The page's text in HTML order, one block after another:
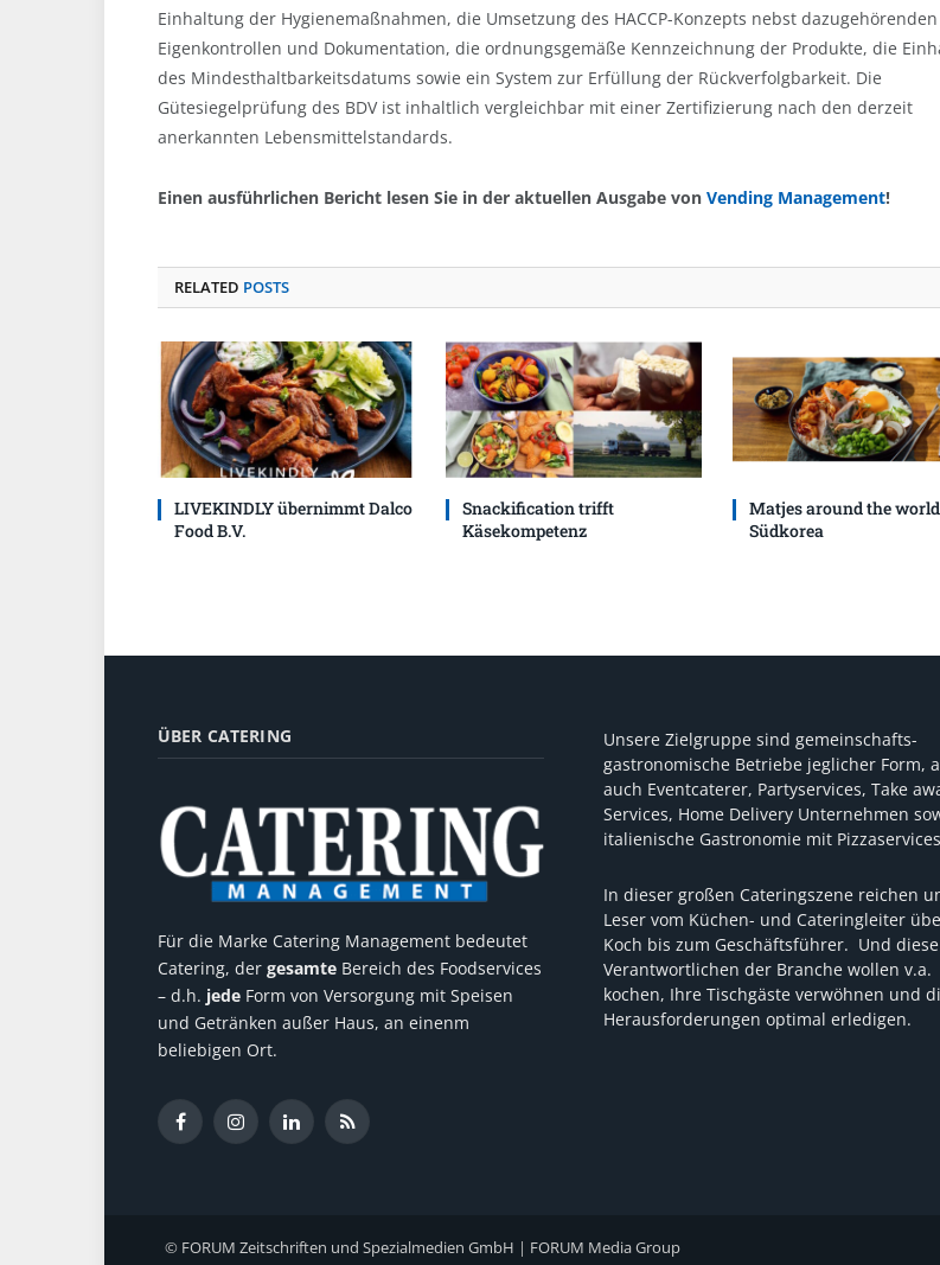
Einhaltung der Hygienemaßnahmen, die Umsetzung des HACCP-Konzepts nebst dazugehörenden
Eigenkontrollen und Dokumentation, die ordnungsgemäße Kennzeichnung der Produkte, die
des Mindesthaltbarkeitsdatums sowie ein System zur Erfüllung der Rückverfolgbarkeit. Die
Gütesiegelprüfung des BDV ist inhaltlich vergleichbar mit einer Zertifizierung nach den derzeit
anerkannten Lebensmittelstandards.
Einen ausführlichen Bericht lesen Sie in der aktuellen Ausgabe von Vending Management!
RELATED POSTS
LIVEKINDLY übernimmt Dalco
Food B.V.
Snackification trifft
Käsekompetenz
Matjes around the
Südkorea
ÜBER CATERING
Für die Marke Catering Management bedeutet
Catering, der gesamte Bereich des Foodservices
– d.h. jede Form von Versorgung mit Speisen
und Getränken außer Haus, an einenm
beliebigen Ort.
FacebookInstagramLinkedInRSS
Unsere Zielgruppe sind gemeinschafts-
gastronomische Betriebe jeglicher Form,
auch Eventcaterer, Partyservices, Take
Services, Home Delivery Unternehmen
italienische Gastronomie mit
In dieser großen Cateringszene reichen
Leser vom Küchen- und Cateringleiter
Koch bis zum Geschäftsführer. Und diese
Verantwortlichen der Branche wollen v.a.
kochen, Ihre Tischgäste verwöhnen und
Herausforderungen optimal erledigen.
© FORUM Zeitschriften und Spezialmedien GmbH | FORUM Media Group